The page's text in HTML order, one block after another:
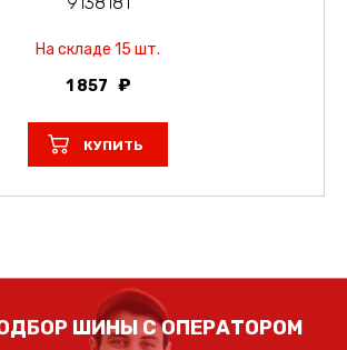
На складе 15 шт.
1 857
КУПИТЬ
ШИНЫ С ОПЕРАТОРОМ